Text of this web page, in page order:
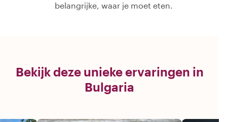
belangrijke, waar je moet eten.
Bekijk deze unieke ervaringen in
Bulgaria